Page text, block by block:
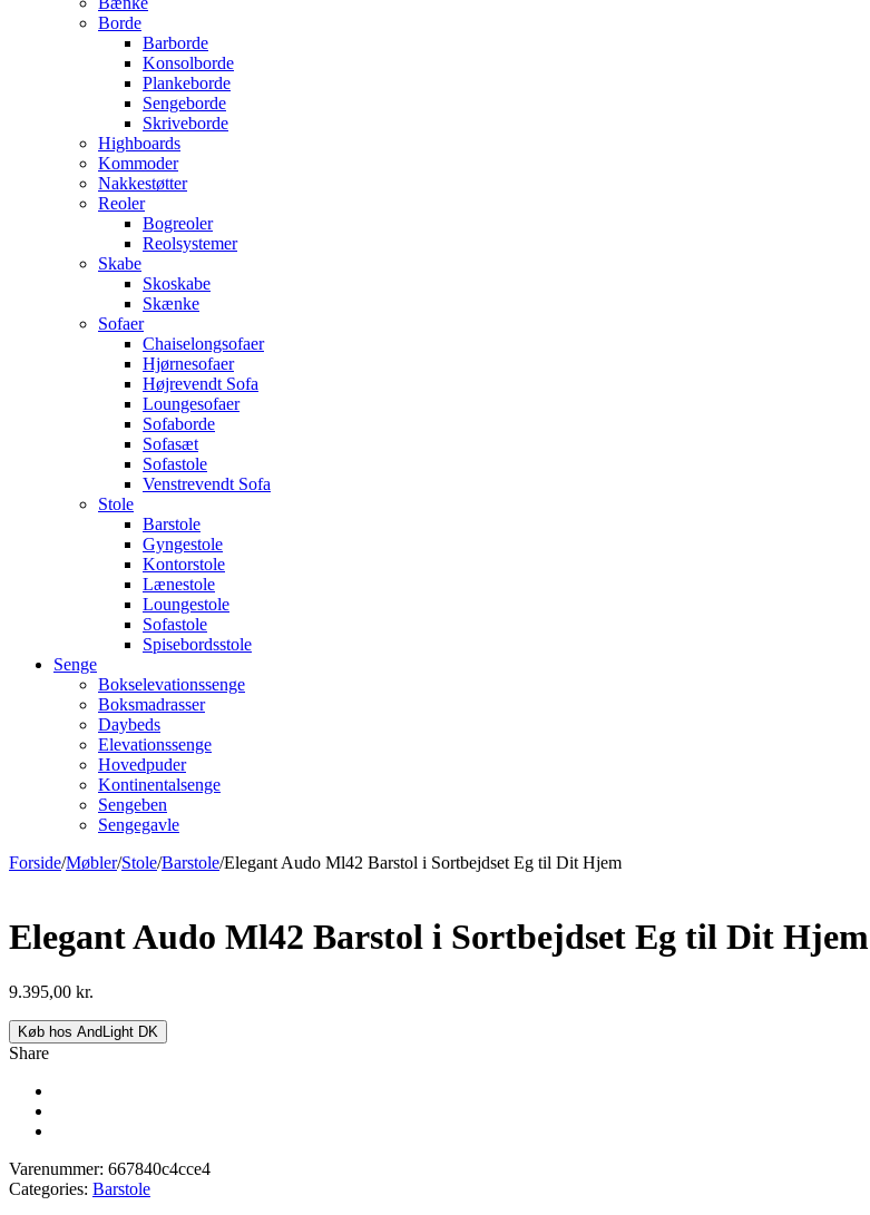
Borde
Barborde
Konsolborde
Plankeborde
Sengeborde
Skriveborde
Highboards
Kommoder
Nakkestøtter
Reoler
Bogreoler
Reolsystemer
Skabe
Skoskabe
Skænke
Sofaer
Chaiselongsofaer
Hjørnesofaer
Højrevendt Sofa
Loungesofaer
Sofaborde
Sofasæt
Sofastole
Venstrevendt Sofa
Stole
Barstole
Gyngestole
Kontorstole
Lænestole
Loungestole
Sofastole
Spisebordsstole
Senge
Bokselevationssenge
Boksmadrasser
Daybeds
Elevationssenge
Hovedpuder
Kontinentalsenge
Sengeben
Sengegavle
Forside/Møbler/Stole/Barstole/Elegant Audo Ml42 Barstol i Sortbejdset Eg til Dit Hjem
Elegant Audo Ml42 Barstol i Sortbejdset Eg til Dit Hjem
9.395,00 kr.
Køb hos AndLight DK
Share
Varenummer: 667840c4cce4
Categories: Barstole